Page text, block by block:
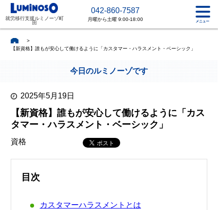
就労移行支援ルミノーゾ町
田
042-860-7587
月曜から土曜 9:00-18:00 メニュー
>
【新資格】誰もが安心して働けるように「カスタマー・ハラスメント・ベーシック」
今日のルミノーゾです
2025年5月19日
【新資格】誰もが安心して働けるように「カス
タマー・ハラスメント・ベーシック」
資格
目次
カスタマーハラスメントとは